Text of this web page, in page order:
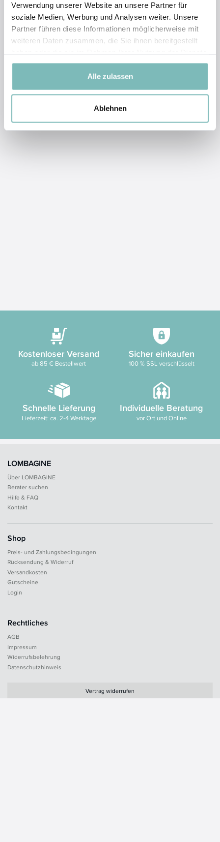
Verwendung unserer Website an unsere Partner für
soziale Medien, Werbung und Analysen weiter. Unsere
Partner führen diese Informationen möglicherweise mit
weiteren Daten zusammen, die Sie ihnen bereitgestellt
gesammelt haben.
Alle zulassen
Ablehnen
Kann ich bei meinem LOMBAGINE
Berater vor Ort, meine Bestellung
abholen?
gespeichert?
Kostenloser Versand
ab 85 € Bestellwert
Sicher einkaufen
100 % SSL verschlüsselt
Schnelle Lieferung
Lieferzeit: ca. 2-4 Werktage
Individuelle Beratung
vor Ort und Online
LOMBAGINE
Über LOMBAGINE
Berater suchen
Hilfe & FAQ
Kontakt
Shop
Preis- und Zahlungsbedingungen
Rücksendung & Widerruf
Versandkosten
Gutscheine
Login
Rechtliches
AGB
Impressum
Widerrufsbelehrung
Datenschutzhinweis
Vertrag widerrufen